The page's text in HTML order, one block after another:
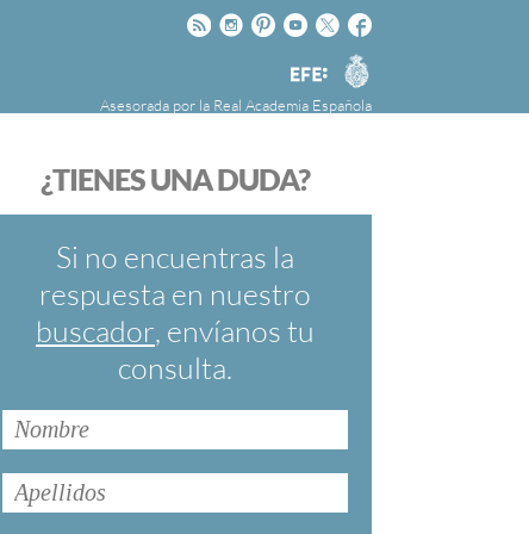
Facebook
Twitter
Youtube
Pinteres
Instagram
Rss
Agencia
EFE
Asesorada por la Real Academia Española
FundéuRAE es una fundación patrocinada por
cuyo objetivo es colaborar con el buen uso del
español en los medios de comunicación y en
Internet.
¿TIENES UNA DUDA?
Si no encuentras la
respuesta en nuestro
buscador, envíanos tu
consulta.